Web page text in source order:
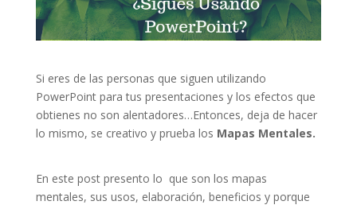
Si eres de las personas que siguen utilizando
PowerPoint para tus presentaciones y los efectos que
obtienes no son alentadores…Entonces, deja de hacer
lo mismo, se creativo y prueba los Mapas Mentales.
En este post presento lo que son los mapas
mentales, sus usos, elaboración, beneficios y porque